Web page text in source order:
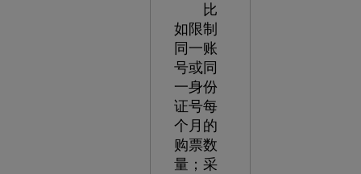
比
如限制
同一账
号或同
一身份
证号每
个月的
购票数
量；采